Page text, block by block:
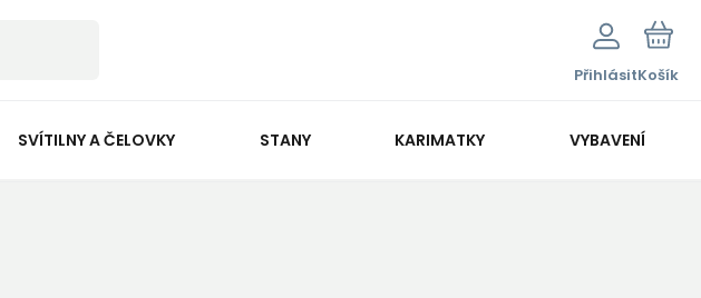
PřihlásitKošík
SVÍTILNY A ČELOVKY STANY KARIMATKY VYBAVENÍ